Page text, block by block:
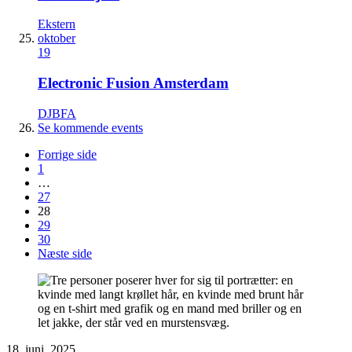
Ekstern
oktober
19
Electronic Fusion Amsterdam
DJBFA
Se kommende events
Forrige side
1
…
27
28
29
30
Næste side
18. juni, 2025